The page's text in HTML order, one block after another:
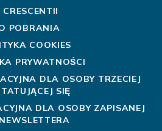
CRESCENTII
POBRANIA
COOKIES
PRYWATNOŚCI
DLA OSOBY TRZECIEJ
SIĘ
DLA OSOBY ZAPISANEJ